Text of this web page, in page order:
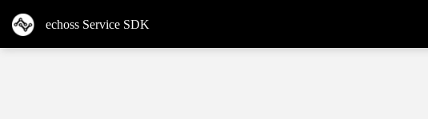
echoss Service SDK